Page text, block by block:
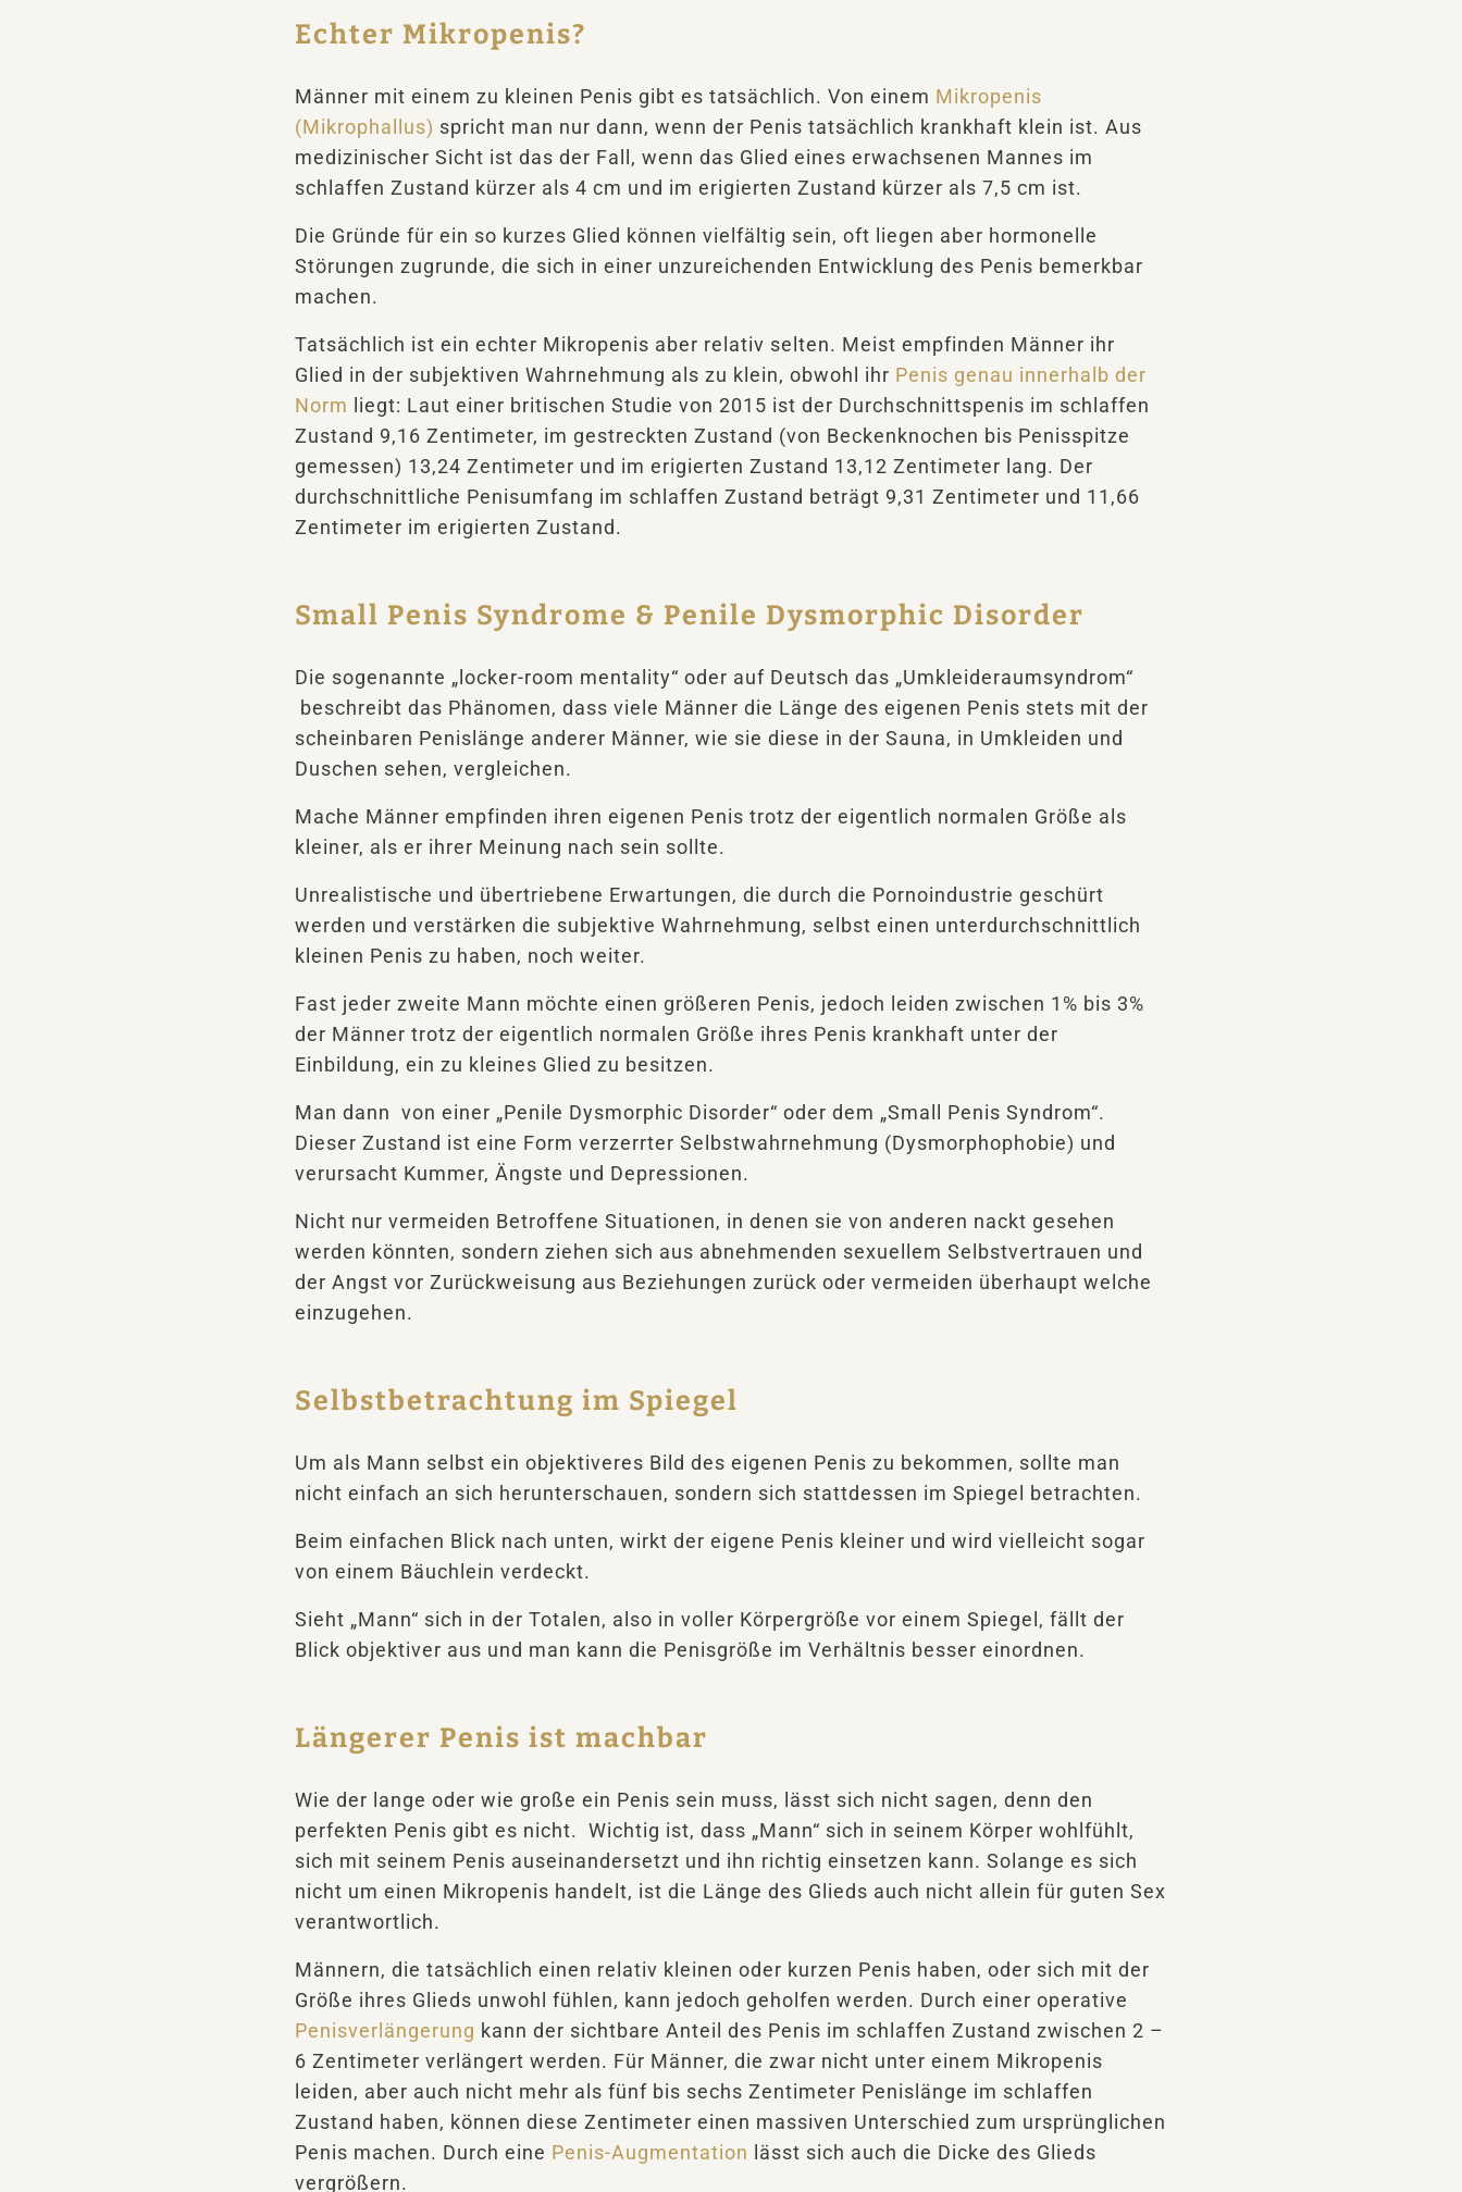
Echter Mikropenis?
Männer mit einem zu kleinen Penis gibt es tatsächlich. Von einem Mikropenis
(Mikrophallus) spricht man nur dann, wenn der Penis tatsächlich krankhaft klein ist. Aus
medizinischer Sicht ist das der Fall, wenn das Glied eines erwachsenen Mannes im
schlaffen Zustand kürzer als 4 cm und im erigierten Zustand kürzer als 7,5 cm ist.
Die Gründe für ein so kurzes Glied können vielfältig sein, oft liegen aber hormonelle
Störungen zugrunde, die sich in einer unzureichenden Entwicklung des Penis bemerkbar
machen.
Tatsächlich ist ein echter Mikropenis aber relativ selten. Meist empfinden Männer ihr
Glied in der subjektiven Wahrnehmung als zu klein, obwohl ihr Penis genau innerhalb der
Norm liegt: Laut einer britischen Studie von 2015 ist der Durchschnittspenis im schlaffen
Zustand 9,16 Zentimeter, im gestreckten Zustand (von Beckenknochen bis Penisspitze
gemessen) 13,24 Zentimeter und im erigierten Zustand 13,12 Zentimeter lang. Der
durchschnittliche Penisumfang im schlaffen Zustand beträgt 9,31 Zentimeter und 11,66
Zentimeter im erigierten Zustand.
Small Penis Syndrome & Penile Dysmorphic Disorder
Die sogenannte „locker-room mentality“ oder auf Deutsch das „Umkleideraumsyndrom“
beschreibt das Phänomen, dass viele Männer die Länge des eigenen Penis stets mit der
scheinbaren Penislänge anderer Männer, wie sie diese in der Sauna, in Umkleiden und
Duschen sehen, vergleichen.
Mache Männer empfinden ihren eigenen Penis trotz der eigentlich normalen Größe als
kleiner, als er ihrer Meinung nach sein sollte.
Unrealistische und übertriebene Erwartungen, die durch die Pornoindustrie geschürt
werden und verstärken die subjektive Wahrnehmung, selbst einen unterdurchschnittlich
kleinen Penis zu haben, noch weiter.
Fast jeder zweite Mann möchte einen größeren Penis, jedoch leiden zwischen 1% bis 3%
der Männer trotz der eigentlich normalen Größe ihres Penis krankhaft unter der
Einbildung, ein zu kleines Glied zu besitzen.
Man dann von einer „Penile Dysmorphic Disorder“ oder dem „Small Penis Syndrom“.
Dieser Zustand ist eine Form verzerrter Selbstwahrnehmung (Dysmorphophobie) und
verursacht Kummer, Ängste und Depressionen.
Nicht nur vermeiden Betroffene Situationen, in denen sie von anderen nackt gesehen
werden könnten, sondern ziehen sich aus abnehmenden sexuellem Selbstvertrauen und
der Angst vor Zurückweisung aus Beziehungen zurück oder vermeiden überhaupt welche
einzugehen.
Selbstbetrachtung im Spiegel
Um als Mann selbst ein objektiveres Bild des eigenen Penis zu bekommen, sollte man
nicht einfach an sich herunterschauen, sondern sich stattdessen im Spiegel betrachten.
Beim einfachen Blick nach unten, wirkt der eigene Penis kleiner und wird vielleicht sogar
von einem Bäuchlein verdeckt.
Sieht „Mann“ sich in der Totalen, also in voller Körpergröße vor einem Spiegel, fällt der
Blick objektiver aus und man kann die Penisgröße im Verhältnis besser einordnen.
Längerer Penis ist machbar
Wie der lange oder wie große ein Penis sein muss, lässt sich nicht sagen, denn den
perfekten Penis gibt es nicht. Wichtig ist, dass „Mann“ sich in seinem Körper wohlfühlt,
sich mit seinem Penis auseinandersetzt und ihn richtig einsetzen kann. Solange es sich
nicht um einen Mikropenis handelt, ist die Länge des Glieds auch nicht allein für guten Sex
verantwortlich.
Männern, die tatsächlich einen relativ kleinen oder kurzen Penis haben, oder sich mit der
Größe ihres Glieds unwohl fühlen, kann jedoch geholfen werden. Durch einer operative
Penisverlängerung kann der sichtbare Anteil des Penis im schlaffen Zustand zwischen 2 –
6 Zentimeter verlängert werden. Für Männer, die zwar nicht unter einem Mikropenis
leiden, aber auch nicht mehr als fünf bis sechs Zentimeter Penislänge im schlaffen
Zustand haben, können diese Zentimeter einen massiven Unterschied zum ursprünglichen
Penis machen. Durch eine Penis-Augmentation lässt sich auch die Dicke des Glieds
vergrößern.